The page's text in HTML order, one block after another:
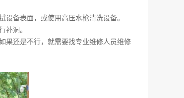
备表面，或使用高压水枪清洗设备。
补洞。
果还是不行，就需要找专业维修人员维修